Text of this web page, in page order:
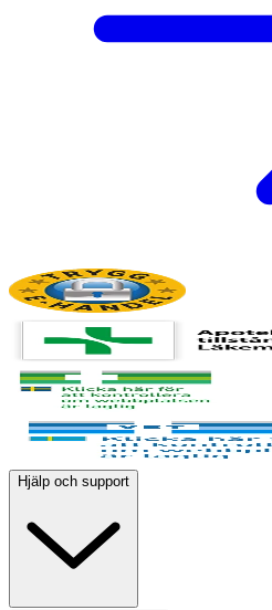
Hjälp och support